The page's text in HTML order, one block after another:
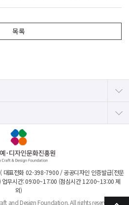
목록
대표전화02-398-7900 / 공공디자인 인증발급[전문
무시간: 09:00~17:00 (점심시간 12:00~13:00 제
외)
and Design Foundation. All rights reserved.